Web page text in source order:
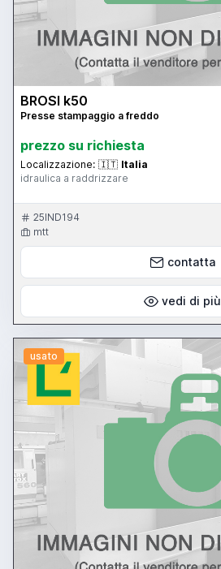
BROSI k50
Presse stampaggio a freddo
prezzo su richiesta
Localizzazione: 🇮🇹 Italia
idraulica a raddrizzare
25IND194
mtt
contatta
vedi di più
usato